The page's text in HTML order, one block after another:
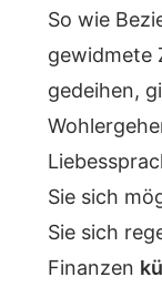
So wie
gewidmete
gedeihen,
Sie sich
Sie sich
Finanzen